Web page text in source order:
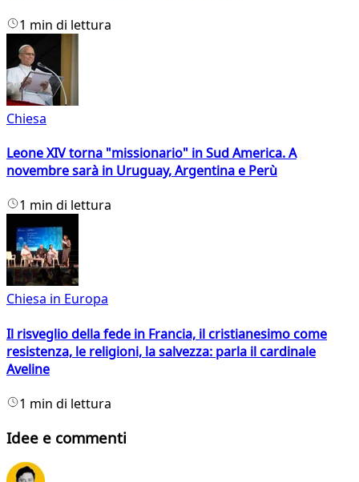
1 min di lettura
Chiesa
Leone XIV torna "missionario" in Sud America. A
novembre sarà in Uruguay, Argentina e Perù
1 min di lettura
Chiesa in Europa
Il risveglio della fede in Francia, il cristianesimo come
resistenza, le religioni, la salvezza: parla il cardinale
Aveline
1 min di lettura
Idee e commenti